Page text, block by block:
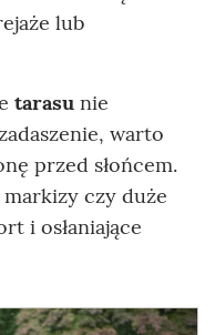
lub
tarasu nie
warto
przed słońcem.
czy duże
i osłaniające